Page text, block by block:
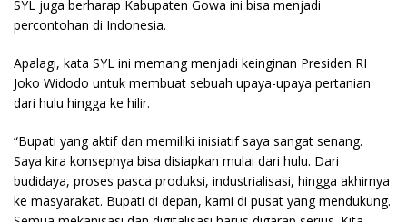
SYL juga berharap Kabupaten Gowa ini bisa menjadi
percontohan di Indonesia.
Apalagi, kata SYL ini memang menjadi keinginan Presiden RI
Joko Widodo untuk membuat sebuah upaya-upaya pertanian
dari hulu hingga ke hilir.
“Bupati yang aktif dan memiliki inisiatif saya sangat senang.
Saya kira konsepnya bisa disiapkan mulai dari hulu. Dari
budidaya, proses pasca produksi, industrialisasi, hingga akhirnya
ke masyarakat. Bupati di depan, kami di pusat yang mendukung.